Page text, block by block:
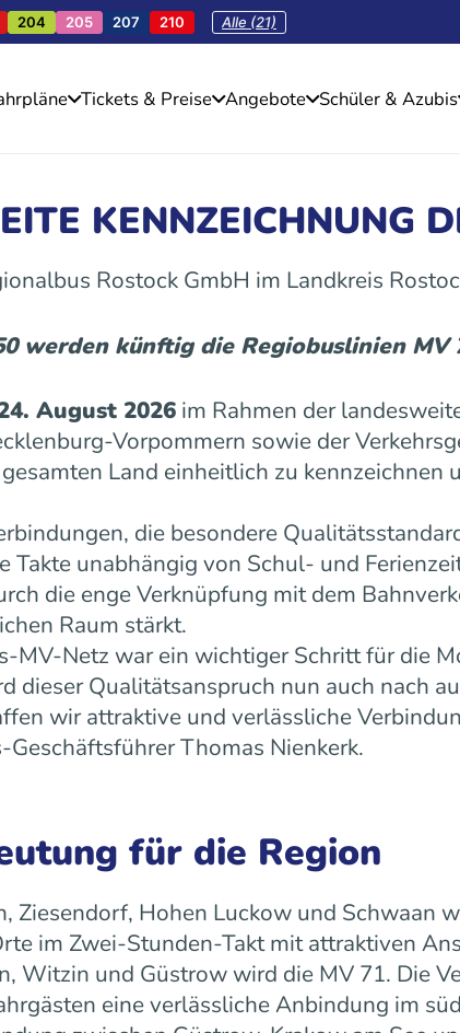
204 205 207 210 Alle (21)
Tickets & Preise Angebote Schüler & Azubis
KENNZEICHNUNG
Rostock GmbH im Landkreis
werden künftig die Regiobuslinien MV
August 2026 im Rahmen der
Vorpommern sowie der
Land einheitlich zu kennzeichnen
die besondere
unabhängig von Schul- und
die enge Verknüpfung mit dem
Raum stärkt.
MV-Netz war ein wichtiger Schritt für die
dieser Qualitätsanspruch nun auch nach
wir attraktive und verlässliche
Thomas Nienkerk.
für die Region
Ziesendorf, Hohen Luckow und Schwaan
im Zwei-Stunden-Takt mit attraktiven
Witzin und Güstrow wird die MV 71. Die
eine verlässliche Anbindung im